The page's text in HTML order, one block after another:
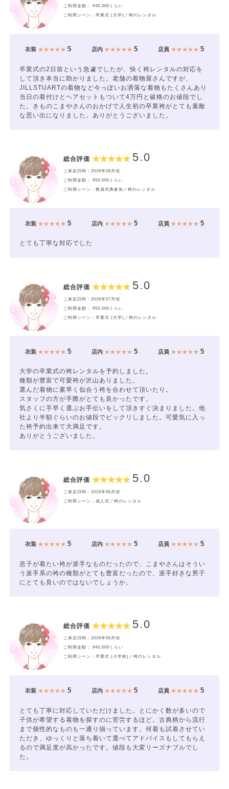
ご利用金額： ¥40,000くらい
ご利用シーン：卒業式 (大学)／袴のレンタル
衣装★★★★★ 5 店内★★★★★ 5 店員 ★★★★★5
卒業式の2日前という急遽でしたが、快く袴レンタルの対応を
して頂き本当に助かりました。老舗の着物屋さんですが、
JILLSTUARTの着物など今っぽいお洒落な着物もたくさんあり
当日の着付けとヘアセットもついて4万円と破格のお値段でし
た。きものこまやさんのおかげで人生初の卒業袴がとても素敵
な思い出になりました。ありがとうございました。
総合評価 5.0
ご来店日時：2026年08月頃
ご利用金額： ¥50,000くらい
ご利用シーン：教員式典参加／袴のレンタル
衣装★★★★★ 5 店内★★★★★ 5 店員 ★★★★★5
とても丁寧な対応でした
総合評価 5.0
ご来店日時：2026年07月頃
ご利用金額： ¥50,000くらい
ご利用シーン：卒業式 (大学)／袴のレンタル
衣装★★★★★ 5 店内★★★★★ 5 店員 ★★★★★5
大学の卒業式の袴レンタルを予約しました。
種類が豊富で可愛袴が沢山ありました。
選んだ着物に素早く似合う袴を合わせて頂いたり。
スタッフの方が手際がとても良かったです。
気さくに手早く選ぶお手伝いをして頂きすぐ決まりました。他
社より半額ぐらいのお値段でビックリしました。可愛気に入っ
た袴予約出来て大満足です。
ありがとうございました。
総合評価 5.0
ご来店日時：2026年06月頃
ご利用シーン：成人式／袴のレンタル
衣装★★★★★ 5 店内★★★★★ 5 店員 ★★★★★5
息子が着たい袴が派手なものだったので、こまやさんはそうい
う派手系の袴の種類がとても豊富だったので、派手好きな男子
にとても良いのではないでしょうか。
総合評価 5.0
ご来店日時：2026年06月頃
ご利用金額： ¥40,000くらい
ご利用シーン：卒業式 (小学校)／袴のレンタル
衣装★★★★★ 5 店内★★★★★ 5 店員 ★★★★★5
とても丁寧に対応していただけました。とにかく数が多いので
子供が希望する着物を探すのに苦労するほど。古典柄から流行
まで個性的なものも一通り揃っています。何着も試着させてい
ただき、ゆっくりと落ち着いて選べてアドバイスもしてもらえ
るので満足度が高かったです。値段も大変リーズナブルでし
た。